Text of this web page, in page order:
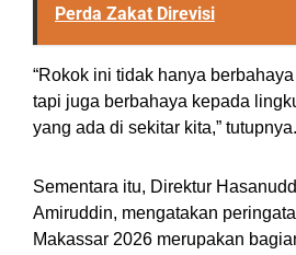
Perda Zakat Direvisi
“Rokok ini tidak hanya
tapi juga berbahaya kepada
yang ada di sekitar kita,” tutupnya.
Sementara itu, Direktur
Amiruddin, mengatakan
Makassar 2026 merupakan